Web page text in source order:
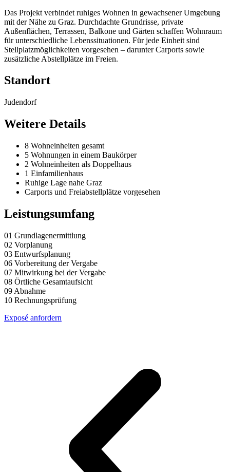
Das Projekt verbindet ruhiges Wohnen in gewachsener Umgebung
mit der Nähe zu Graz. Durchdachte Grundrisse, private
Außenflächen, Terrassen, Balkone und Gärten schaffen Wohnraum
für unterschiedliche Lebenssituationen. Für jede Einheit sind
Stellplatzmöglichkeiten vorgesehen – darunter Carports sowie
zusätzliche Abstellplätze im Freien.
Standort
Judendorf
Weitere Details
8 Wohneinheiten gesamt
5 Wohnungen in einem Baukörper
2 Wohneinheiten als Doppelhaus
1 Einfamilienhaus
Ruhige Lage nahe Graz
Carports und Freiabstellplätze vorgesehen
Leistungsumfang
01 Grundlagenermittlung
02 Vorplanung
03 Entwurfsplanung
06 Vorbereitung der Vergabe
07 Mitwirkung bei der Vergabe
08 Örtliche Gesamtaufsicht
09 Abnahme
10 Rechnungsprüfung
Exposé anfordern